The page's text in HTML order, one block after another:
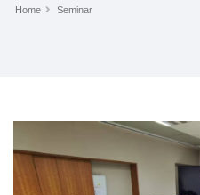
Home
Seminar